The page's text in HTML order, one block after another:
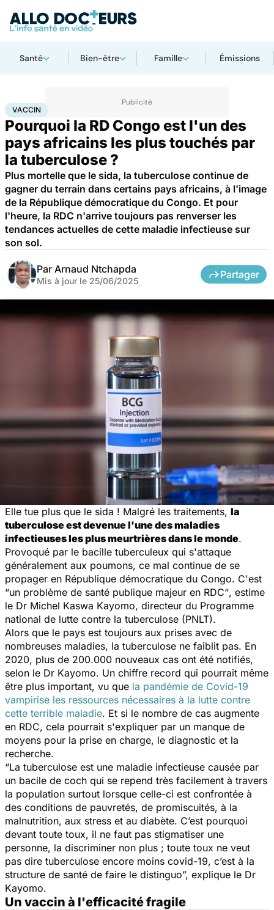
Santé Bien-être Famille Émissions
AccueilSanté Santé publiqueVaccin
VACCIN
Pourquoi la RD Congo est l'un des
pays africains les plus touchés par
la tuberculose ?
Plus mortelle que le sida, la tuberculose continue de
gagner du terrain dans certains pays africains, à l'image
de la République démocratique du Congo. Et pour
l'heure, la RDC n'arrive toujours pas renverser les
tendances actuelles de cette maladie infectieuse sur
son sol.
Par Arnaud Ntchapda
Mis à jour le 25/06/2025
Partager
Elle tue plus que le sida ! Malgré les traitements, la
tuberculose est devenue l'une des maladies
infectieuses les plus meurtrières dans le monde.
Provoqué par le bacille tuberculeux qui s'attaque
généralement aux poumons, ce mal continue de se
propager en République démocratique du Congo. C'est
“un problème de santé publique majeur en RDC“, estime
le Dr Michel Kaswa Kayomo, directeur du Programme
national de lutte contre la tuberculose (PNLT).
Alors que le pays est toujours aux prises avec de
nombreuses maladies, la tuberculose ne faiblit pas. En
2020, plus de 200.000 nouveaux cas ont été notifiés,
selon le Dr Kayomo. Un chiffre record qui pourrait même
être plus important, vu que la pandémie de Covid-19
vampirise les ressources nécessaires à la lutte contre
cette terrible maladie. Et si le nombre de cas augmente
en RDC, cela pourrait s'expliquer par un manque de
moyens pour la prise en charge, le diagnostic et la
recherche.
“La tuberculose est une maladie infectieuse causée par
un bacile de coch qui se repend très facilement à travers
la population surtout lorsque celle-ci est confrontée à
des conditions de pauvretés, de promiscuités, à la
malnutrition, aux stress et au diabète. C’est pourquoi
devant toute toux, il ne faut pas stigmatiser une
personne, la discriminer non plus ; toute toux ne veut
pas dire tuberculose encore moins covid-19, c’est à la
structure de santé de faire le distinguo”, explique le Dr
Kayomo.
Un vaccin à l'efficacité fragile